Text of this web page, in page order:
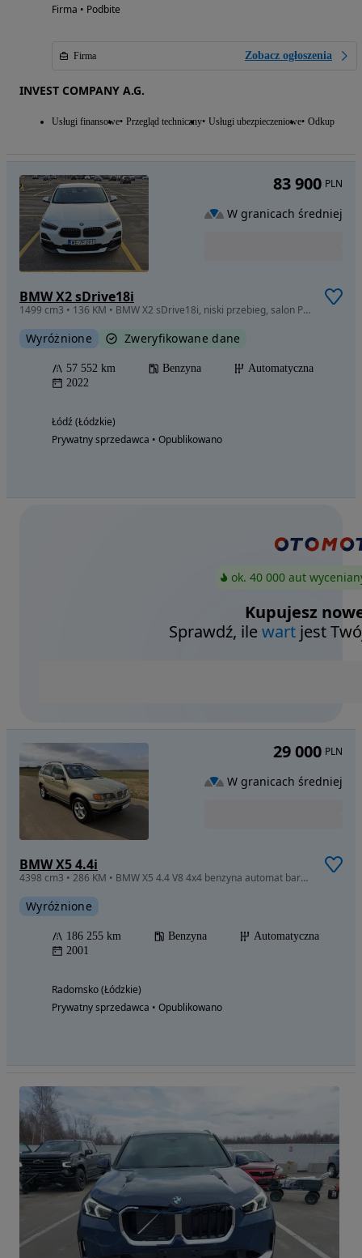
Firma • Podbite
Firma Zobacz ogłoszenia
INVEST COMPANY A.G.
Usługi finansowe Przegląd techniczny Usługi ubezpieczeniowe Odkup
BMW X2 sDrive18i
1499 cm3 • 136 KM • BMW X2 sDrive18i, niski przebieg, salon PL, FV 23%
Wyróżnione Zweryfikowane dane
57 552 km Benzyna
Automatyczna
2022
Łódź (Łódzkie)
Prywatny sprzedawca • Opublikowano
83 900 PLN
W granicach średniej
ok. 40 000 aut
Kupujesz
Sprawdź, ilewart jest
BMW X5 4.4i
4398 cm3 • 286 KM • BMW X5 4.4 V8 4x4 benzyna automat bardzo zadbany bezwypadkowy
Wyróżnione
186 255 km Benzyna
Automatyczna
2001
Radomsko (Łódzkie)
Prywatny sprzedawca • Opublikowano
29 000 PLN
W granicach średniej